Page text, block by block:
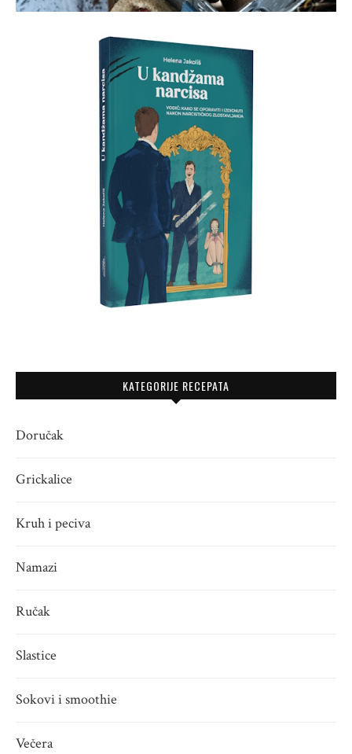
KATEGORIJE RECEPATA
Doručak
Grickalice
Kruh i peciva
Namazi
Ručak
Slastice
Sokovi i smoothie
Večera